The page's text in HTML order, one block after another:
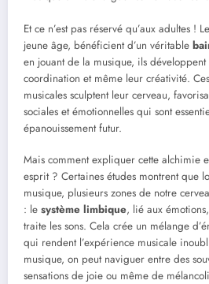
Et ce n’est pas réservé qu’aux adultes !
jeune âge, bénéficient d’un véritable
en jouant de la musique, ils
coordination et même leur créativité.
musicales sculptent leur cerveau,
sociales et émotionnelles qui sont
épanouissement futur.
Mais comment expliquer cette alchimie
esprit ? Certaines études montrent que
musique, plusieurs zones de notre
: le système limbique, lié aux
traite les sons. Cela crée un mélange
qui rendent l’expérience musicale
musique, on peut naviguer entre des
sensations de joie ou même de